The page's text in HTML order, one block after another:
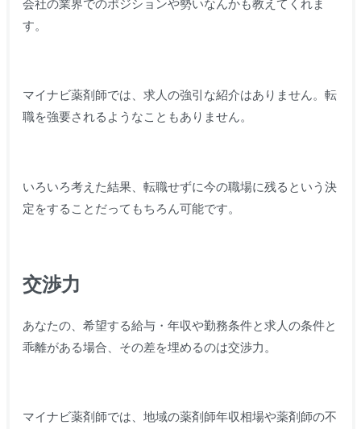
会社の業界でのポジションや勢いなんかも教えてくれま
す。
マイナビ薬剤師では、求人の強引な紹介はありません。転
職を強要されるようなこともありません。
いろいろ考えた結果、転職せずに今の職場に残るという決
定をすることだってもちろん可能です。
交渉力
あなたの、希望する給与・年収や勤務条件と求人の条件と
乖離がある場合、その差を埋めるのは交渉力。
マイナビ薬剤師では、地域の薬剤師年収相場や薬剤師の不